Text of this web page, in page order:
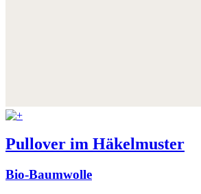
Pullover im Häkelmuster
Bio-Baumwolle